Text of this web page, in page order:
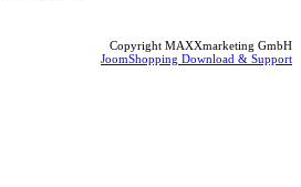
Copyright MAXXmarketing GmbH
JoomShopping Download & Support